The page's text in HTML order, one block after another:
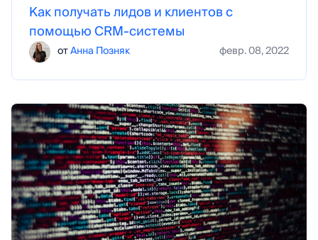
Как получать лидов и клиентов с
помощью CRM-системы
отАнна Позняк февр. 08, 2022